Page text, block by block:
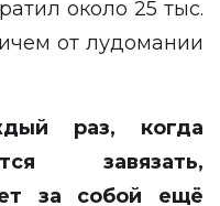
около 25 тыс.
от лудомании
раз, когда
завязать,
за собой ещё